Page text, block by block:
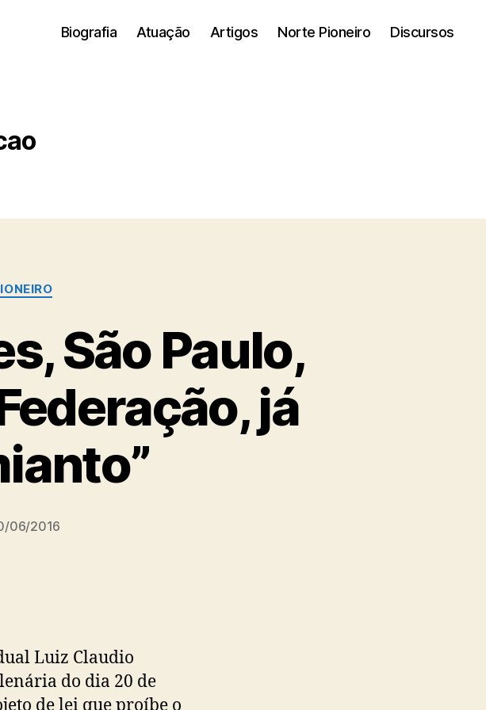
Biografia Atuação Artigos Norte Pioneiro Discursos
São Paulo,
já
06/2016
Luiz Claudio
do dia 20 de
de lei que proíbe o